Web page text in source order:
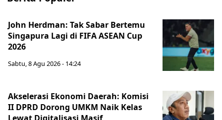
John Herdman: Tak Sabar Bertemu
Singapura Lagi di FIFA ASEAN Cup
2026
Sabtu, 8 Agu 2026 - 14:24
Akselerasi Ekonomi Daerah: Komisi
II DPRD Dorong UMKM Naik Kelas